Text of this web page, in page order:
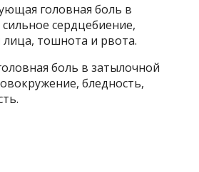
головная боль в
сердцебиение,
тошнота и рвота.
боль в затылочной
бледность,